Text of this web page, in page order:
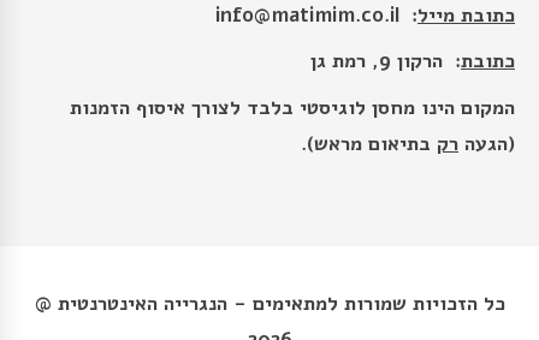
כתובת מייל:
info@matimim.co.il
כתובת: הרקון 9, רמת גן
המקום הינו מחסן לוגיסטי בלבד לצורך איסוף הזמנות
(הגעה רק בתיאום מראש).
כל הזכויות שמורות למתאימים - הנגרייה האינטרנטית @